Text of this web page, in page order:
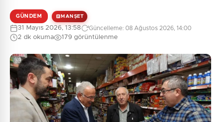
GÜNDEM MANŞET
31 Mayıs 2026, 13:58 Güncelleme: 08 Ağustos 2026, 14:00
2 dk okuma 179 görüntülenme